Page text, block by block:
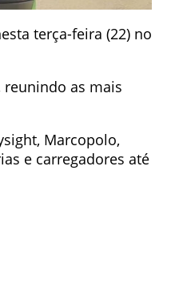
terça-feira (22) no
as mais
Marcopolo,
e carregadores até